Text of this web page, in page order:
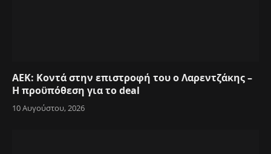
ΑΕΚ: Κοντά στην επιστροφή του ο Λαρεντζάκης –
Η προϋπόθεση για το deal
10 Αυγούστου, 2026